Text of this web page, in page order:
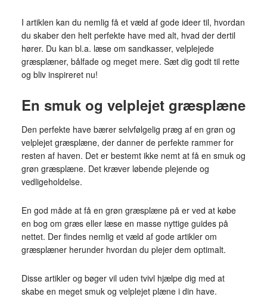
I artiklen kan du nemlig få et væld af gode ideer til, hvordan
du skaber den helt perfekte have med alt, hvad der dertil
hører. Du kan bl.a. læse om sandkasser, velplejede
græsplæner, bålfade og meget mere. Sæt dig godt til rette
og bliv inspireret nu!
En smuk og velplejet græsplæne
Den perfekte have bærer selvfølgelig præg af en grøn og
velplejet græsplæne, der danner de perfekte rammer for
resten af haven. Det er bestemt ikke nemt at få en smuk og
grøn græsplæne. Det kræver løbende plejende og
vedligeholdelse.
En god måde at få en grøn græsplæne på er ved at købe
en bog om græs eller læse en masse nyttige guides på
nettet. Der findes nemlig et væld af gode artikler om
græsplæner herunder hvordan du plejer dem optimalt.
Disse artikler og bøger vil uden tvivl hjælpe dig med at
skabe en meget smuk og velplejet plæne i din have.